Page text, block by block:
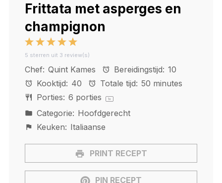
Frittata met asperges en
champignon
5
Stars
4
Stars
3
Stars
2
Stars
1
Star
5 sterren uit 3 review(s)
Chef: Quint Kames Bereidingstijd: 10
Kooktijd: 40 Totale tijd: 50 minutes
Porties: 6 porties 1x
Categorie: Hoofdgerecht
Keuken: Italiaanse
PRINT RECEPT
PIN RECEPT